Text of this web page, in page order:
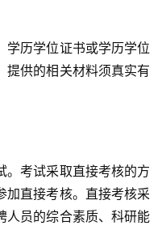
学历学位证书或学历学位
提供的相关材料须真实有
。考试采取直接考核的方
加直接考核。直接考核采
人员的综合素质、科研能